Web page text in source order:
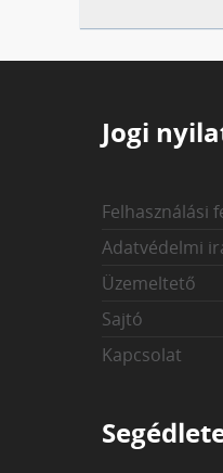
Jogi
Felhasználási
Adatvédelmi
Üzemeltető
Sajtó
Kapcsolat